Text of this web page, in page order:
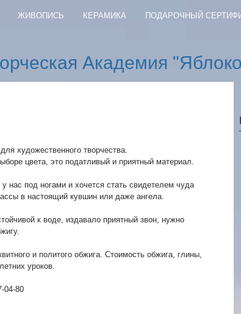
ЖИВОПИСЬ КЕРАМИКА ПОДАРОЧНЫЙ
Академия
художественного творчества.
цвета, это податливый и приятный материал.
нас под ногами и хочется стать свидетелем чуда
в настоящий кувшин или даже ангела.
к воде, издавало приятный звон, нужно
и политого обжига. Стоимость обжига, глины,
уроков.
04-80